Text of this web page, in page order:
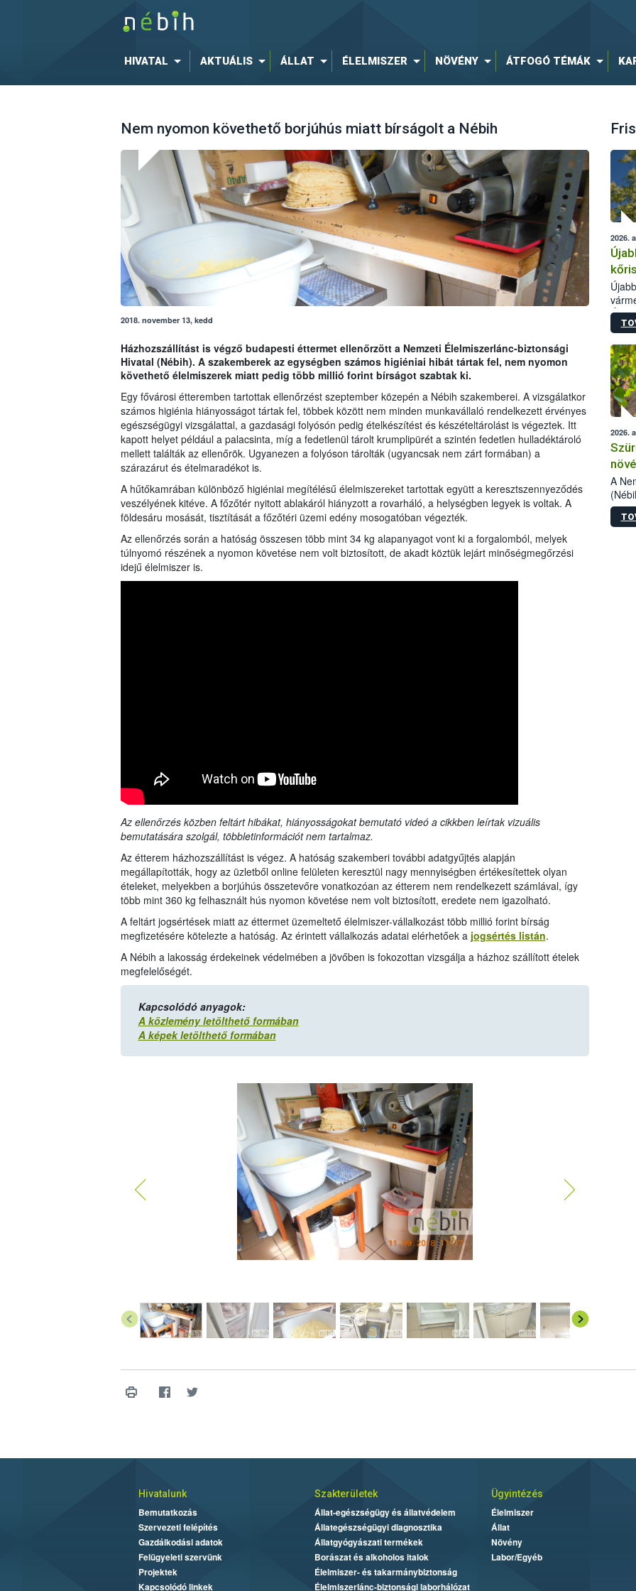
HIVATAL AKTUÁLIS ÁLLAT ÉLELMISZER NÖVÉNY ÁTFOGÓ TÉMÁK
Nem nyomon követhető borjúhús miatt bírságolt a Nébih
2018. november 13, kedd
Házhozszállítást is végző budapesti éttermet ellenőrzött a Nemzeti Élelmiszerlánc-biztonsági
Hivatal (Nébih). A szakemberek az egységben számos higiéniai hibát tártak fel, nem nyomon
követhető élelmiszerek miatt pedig több millió forint bírságot szabtak ki.
Egy fővárosi étteremben tartottak ellenőrzést szeptember közepén a Nébih szakemberei. A vizsgálatkor
számos higiénia hiányosságot tártak fel, többek között nem minden munkavállaló rendelkezett érvényes
egészségügyi vizsgálattal, a gazdasági folyósón pedig ételkészítést és készételtárolást is végeztek. Itt
kapott helyet például a palacsinta, míg a fedetlenül tárolt krumplipürét a szintén fedetlen hulladéktároló
mellett találták az ellenőrök. Ugyanezen a folyóson tárolták (ugyancsak nem zárt formában) a
szárazárut és ételmaradékot is.
A hűtőkamrában különböző higiéniai megítélésű élelmiszereket tartottak együtt a keresztszennyeződés
veszélyének kitéve. A főzőtér nyitott ablakáról hiányzott a rovarháló, a helységben legyek is voltak. A
földesáru mosását, tisztítását a főzőtéri üzemi edény mosogatóban végezték.
Az ellenőrzés során a hatóság összesen több mint 34 kg alapanyagot vont ki a forgalomból, melyek
túlnyomó részének a nyomon követése nem volt biztosított, de akadt köztük lejárt minőségmegőrzési
idejű élelmiszer is.
Az ellenőrzés közben feltárt hibákat, hiányosságokat bemutató videó a cikkben leírtak vizuális
bemutatására szolgál, többletinformációt nem tartalmaz.
Az étterem házhozszállítást is végez. A hatóság szakemberi további adatgyűjtés alapján
megállapították, hogy az üzletből online felületen keresztül nagy mennyiségben értékesítettek olyan
ételeket, melyekben a borjúhús összetevőre vonatkozóan az étterem nem rendelkezett számlával, így
több mint 360 kg felhasznált hús nyomon követése nem volt biztosított, eredete nem igazolható.
A feltárt jogsértések miatt az éttermet üzemeltető élelmiszer-vállalkozást több millió forint bírság
megfizetésére kötelezte a hatóság. Az érintett vállalkozás adatai elérhetőek a jogsértés listán.
A Nébih a lakosság érdekeinek védelmében a jövőben is fokozottan vizsgálja a házhoz szállított ételek
megfelelőségét.
Kapcsolódó anyagok:
A közlemény letölthető formában
A képek letölthető formában
2026.
2026.
A
Hivatalunk
Bemutatkozás
Szervezeti felépítés
Gazdálkodási adatok
Felügyeleti szervünk
Projektek
Kapcsolódó linkek
Szakterületek
Állat-egészségügy és állatvédelem
Állategészségügyi diagnosztika
Állatgyógyászati termékek
Borászat és alkoholos italok
Élelmiszer- és takarmánybiztonság
Élelmiszerlánc-biztonsági laborhálózat
Ügyintézés
Élelmiszer
Állat
Növény
Labor/Egyéb